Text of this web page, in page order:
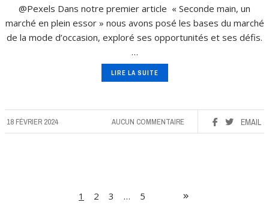
@Pexels Dans notre premier article « Seconde main, un
marché en plein essor » nous avons posé les bases du marché
de la mode d’occasion, exploré ses opportunités et ses défis.
…
LIRE LA SUITE
18 FÉVRIER 2024 EMAIL
AUCUN COMMENTAIRE
1 2 3 … 5